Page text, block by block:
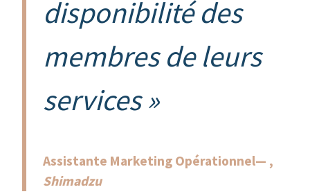
disponibilité des
membres de leurs
services »
Assistante Marketing Opérationnel— ,
Shimadzu